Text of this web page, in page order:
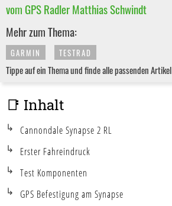
vom GPS Radler Matthias Schwindt
Mehr zum Thema:
GARMIN TESTRAD
Tippe auf ein Thema und finde alle passenden Artikel
📑 Inhalt
Cannondale Synapse 2 RL
Erster Fahreindruck
Test Komponenten
GPS Befestigung am Synapse